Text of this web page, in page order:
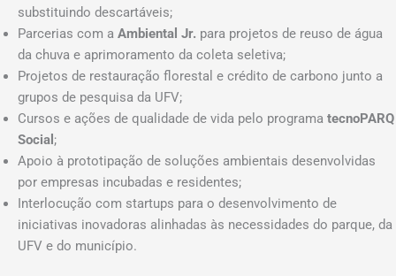
substituindo descartáveis;
Parcerias com a Ambiental Jr. para projetos de reuso de água
da chuva e aprimoramento da coleta seletiva;
Projetos de restauração florestal e crédito de carbono junto a
grupos de pesquisa da UFV;
Cursos e ações de qualidade de vida pelo programa tecnoPARQ
Social ;
Apoio à prototipação de soluções ambientais desenvolvidas
por empresas incubadas e residentes;
Interlocução com startups para o desenvolvimento de
iniciativas inovadoras alinhadas às necessidades do parque, da
UFV e do município.